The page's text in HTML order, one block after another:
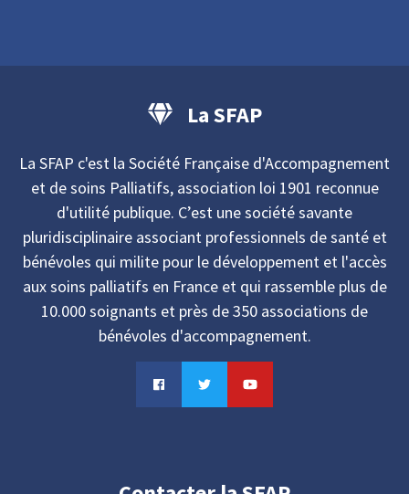
La SFAP
La SFAP c'est la Société Française d'Accompagnement
et de soins Palliatifs, association loi 1901 reconnue
d'utilité publique. C’est une société savante
pluridisciplinaire associant professionnels de santé et
bénévoles qui milite pour le développement et l'accès
aux soins palliatifs en France et qui rassemble plus de
10.000 soignants et près de 350 associations de
bénévoles d'accompagnement.